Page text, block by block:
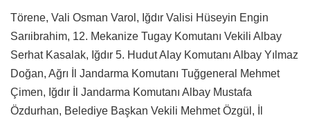
Törene, Vali Osman Varol, Iğdır Valisi Hüseyin Engin
Sarıibrahim, 12. Mekanize Tugay Komutanı Vekili Albay
Serhat Kasalak, Iğdır 5. Hudut Alay Komutanı Albay Yılmaz
Doğan, Ağrı İl Jandarma Komutanı Tuğgeneral Mehmet
Çimen, Iğdır İl Jandarma Komutanı Albay Mustafa
Özdurhan, Belediye Başkan Vekili Mehmet Özgül, İl